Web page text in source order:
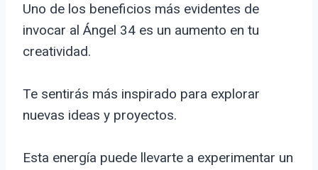
Uno de los beneficios más evidentes de
invocar al Ángel 34 es un aumento en tu
creatividad.
Te sentirás más inspirado para explorar
nuevas ideas y proyectos.
Esta energía puede llevarte a experimentar un